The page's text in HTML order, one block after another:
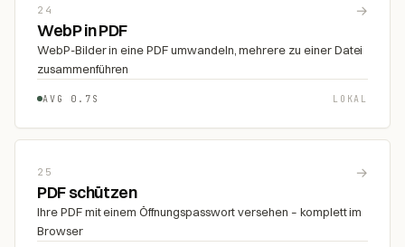
24 →
WebP in PDF
WebP-Bilder in eine PDF umwandeln, mehrere zu einer Datei
zusammenführen
AVG 0.7S LOKAL
25 →
PDF schützen
Ihre PDF mit einem Öffnungspasswort versehen – komplett im
Browser